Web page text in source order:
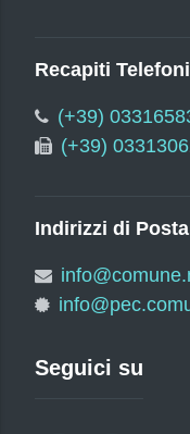
Recapiti
(+39)
(+39)
Indirizzi di
Seguici su